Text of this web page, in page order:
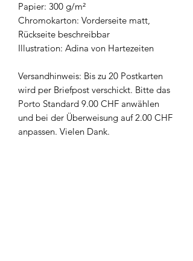
Papier: 300 g/m²
Chromokarton: Vorderseite matt,
Rückseite beschreibbar
Illustration: Adina von Hartezeiten
Versandhinweis: Bis zu 20 Postkarten
wird per Briefpost verschickt. Bitte das
Porto Standard 9.00 CHF anwählen
und bei der Überweisung auf 2.00 CHF
anpassen. Vielen Dank.